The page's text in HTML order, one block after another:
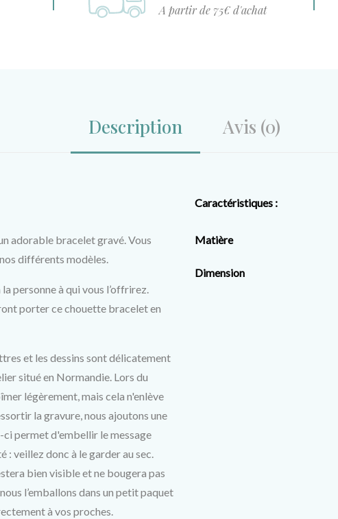
A partir de 75€ d'achat
Description Avis (0)
adorable bracelet gravé. Vous
différents modèles.
personne à qui vous l’offrirez.
porter ce chouette bracelet en
et les dessins sont délicatement
situé en Normandie. Lors du
légèrement, mais cela n'enlève
la gravure, nous ajoutons une
ci permet d'embellir le message
: veillez donc à le garder au sec.
bien visible et ne bougera pas
l’emballons dans un petit paquet
à vos proches.
Caractéristiques :
Matière
Dimension